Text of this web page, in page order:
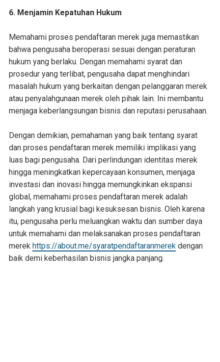
6. Menjamin Kepatuhan Hukum
Memahami proses pendaftaran merek juga memastikan
bahwa pengusaha beroperasi sesuai dengan peraturan
hukum yang berlaku. Dengan memahami syarat dan
prosedur yang terlibat, pengusaha dapat menghindari
masalah hukum yang berkaitan dengan pelanggaran merek
atau penyalahgunaan merek oleh pihak lain. Ini membantu
menjaga keberlangsungan bisnis dan reputasi perusahaan.
Dengan demikian, pemahaman yang baik tentang syarat
dan proses pendaftaran merek memiliki implikasi yang
luas bagi pengusaha. Dari perlindungan identitas merek
hingga meningkatkan kepercayaan konsumen, menjaga
investasi dan inovasi hingga memungkinkan ekspansi
global, memahami proses pendaftaran merek adalah
langkah yang krusial bagi kesuksesan bisnis. Oleh karena
itu, pengusaha perlu meluangkan waktu dan sumber daya
untuk memahami dan melaksanakan proses pendaftaran
merek https://about.me/syaratpendaftaranmerekdengan
baik demi keberhasilan bisnis jangka panjang.